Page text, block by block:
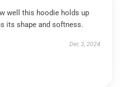
well this hoodie holds up
its shape and softness.
Dec 3, 2024